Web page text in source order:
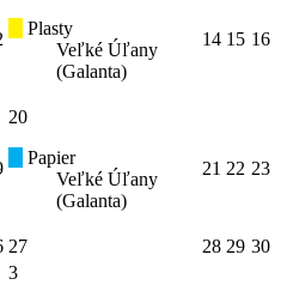
Plasty
Veľké Úľany
(Galanta)
14 15 16
20
Papier
Veľké Úľany
(Galanta)
21 22 23
27 28 29 30
3